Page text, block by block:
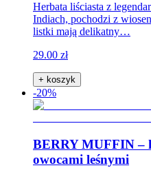
Herbata liściasta z
Indiach, pochodzi z
listki mają delikatny…
29.00 zł
+ koszyk
-20%
BERRY MUFFIN –
owocami leśnymi